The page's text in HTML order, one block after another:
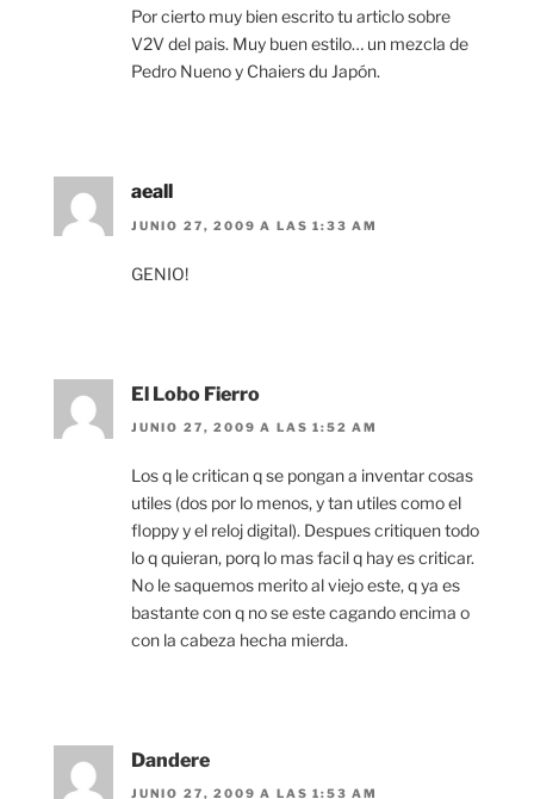
Por cierto muy bien escrito tu articlo sobre
V2V del pais. Muy buen estilo… un mezcla de
Pedro Nueno y Chaiers du Japón.
aeall
JUNIO 27, 2009 A LAS 1:33 AM
GENIO!
El Lobo Fierro
JUNIO 27, 2009 A LAS 1:52 AM
Los q le critican q se pongan a inventar cosas
utiles (dos por lo menos, y tan utiles como el
floppy y el reloj digital). Despues critiquen todo
lo q quieran, porq lo mas facil q hay es criticar.
No le saquemos merito al viejo este, q ya es
bastante con q no se este cagando encima o
con la cabeza hecha mierda.
Dandere
JUNIO 27, 2009 A LAS 1:53 AM